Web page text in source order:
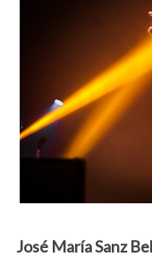
José María Sanz